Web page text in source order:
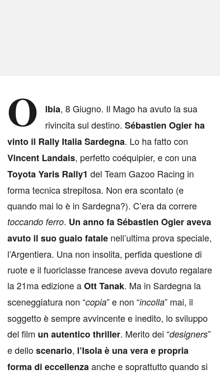
O lbia, 8 Giugno. Il Mago ha avuto la sua
rivincita sul destino. Sébastien Ogier ha
vinto il Rally Italia Sardegna. Lo ha fatto con
Vincent Landais, perfetto coéquipier, e con una
Toyota Yaris Rally1 del Team Gazoo Racing in
forma tecnica strepitosa. Non era scontato (e
quando mai lo è in Sardegna?). C’era da correre
toccando ferro. Un anno fa Sébastien Ogier aveva
avuto il suo guaio fatale nell’ultima prova speciale,
l’Argentiera. Una non insolita, perfida questione di
ruote e il fuoriclasse francese aveva dovuto regalare
la 21ma edizione aOtt Tanak. Ma in Sardegna la
sceneggiatura non “copia” e non “incolla” mai, il
soggetto è sempre avvincente e inedito, lo sviluppo
del film un autentico thriller. Merito dei “designers”
e delloscenario, l’Isola è una vera e propria
forma di eccellenzaanche e soprattutto quando si